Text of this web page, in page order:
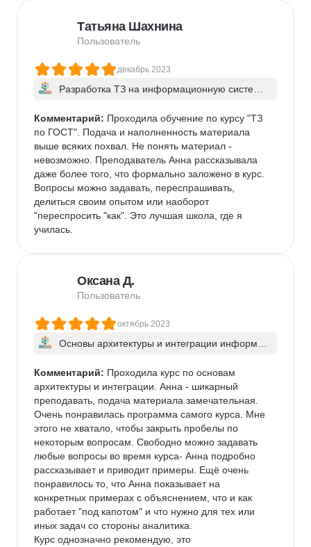
Татьяна Шахнина
Пользователь
декабрь 2023
Разработка ТЗ на информационную систему
Комментарий: Проходила обучение по курсу "ТЗ
по ГОСТ". Подача и наполненность материала
выше всяких похвал. Не понять материал -
невозможно. Преподаватель Анна рассказывала
даже более того, что формально заложено в курс.
Вопросы можно задавать, переспрашивать,
делиться своим опытом или наоборот
"переспросить "как". Это лучшая школа, где я
училась.
Оксана Д.
Пользователь
октябрь 2023
Основы архитектуры и интеграции информац
Комментарий: Проходила курс по основам
архитектуры и интеграции. Анна - шикарный
преподавать, подача материала замечательная.
Очень понравилась программа самого курса. Мне
этого не хватало, чтобы закрыть пробелы по
некоторым вопросам. Свободно можно задавать
любые вопросы во время курса- Анна подробно
рассказывает и приводит примеры. Ещё очень
понравилось то, что Анна показывает на
конкретных примерах с объяснением, что и как
работает "под капотом" и что нужно для тех или
иных задач со стороны аналитика.
Курс однозначно рекомендую, это